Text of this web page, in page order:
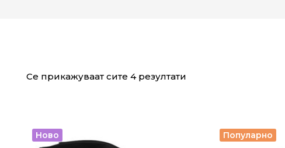
Се прикажуваат сите 4 резултати
Ново Популарно